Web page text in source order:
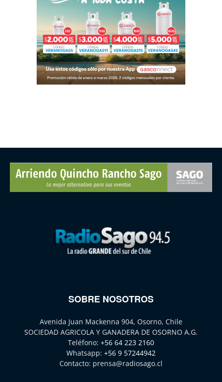
SOBRE NOSOTROS
Avenida Juan Mackenna 904, Osorno, Chile
SOCIEDAD AGRICOLA Y GANADERA DE OSORNO A.G.
Teléfono: +56 64 223 2160
Whatsapp: +56 9 57244942
Contacto: prensa@radiosago.cl